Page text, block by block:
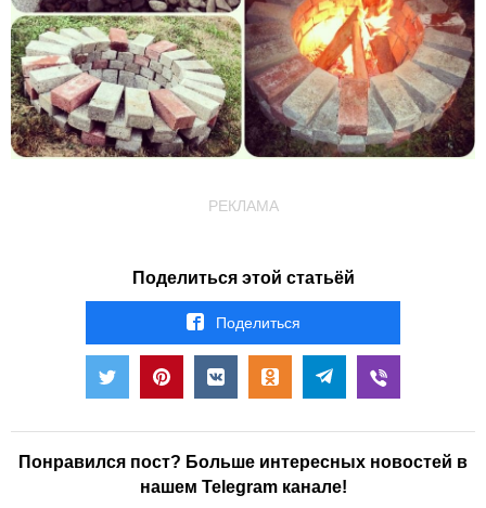
РЕКЛАМА
Поделиться этой статьёй
Поделиться
Понравился пост? Больше интересных новостей в
нашем Telegram канале!